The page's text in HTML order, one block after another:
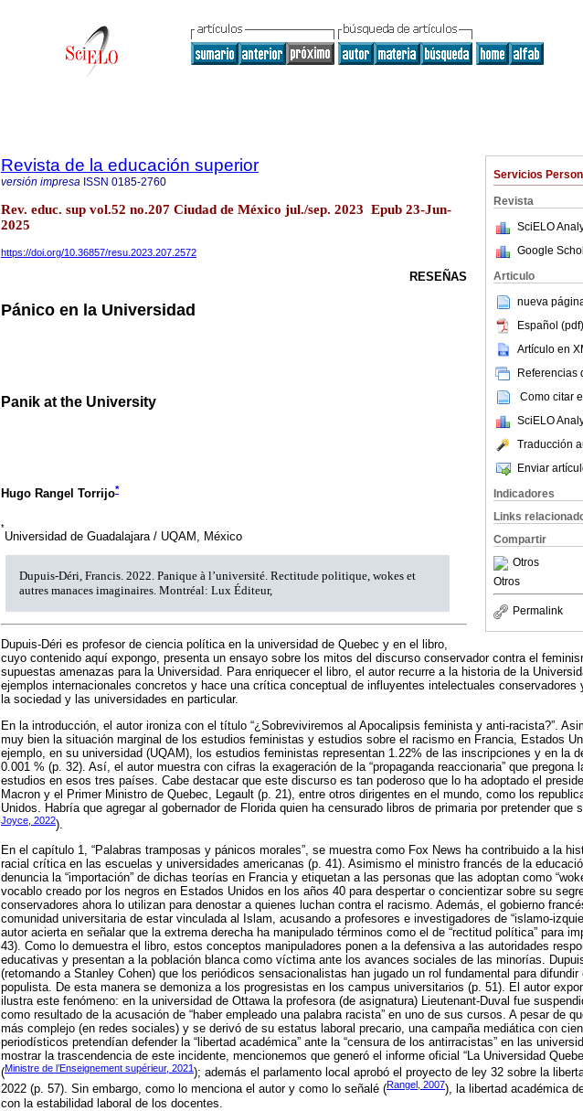
Servicios
Revista
SciELO
Google
Articulo
nueva
Español (pdf)
Artículo en
Referencias
Como citar
SciELO
Traducción
Enviar
Indicadores
Links
Compartir
Otros
Otros
Permalink
Revista de la educación superior
versión impresa ISSN 0185-2760
Rev. educ. sup vol.52 no.207 Ciudad de México jul./sep. 2023 Epub 23-Jun-
2025
https://doi.org/10.36857/resu.2023.207.2572
RESEÑAS
Pánico en la Universidad
Panik at the University
Hugo Rangel Torrijo*
*
Universidad de Guadalajara / UQAM, México
Dupuis-Déri, Francis. 2022. Panique à l’université. Rectitude politique, wokes et
autres manaces imaginaires. Montréal: Lux Éditeur,
Dupuis-Déri es profesor de ciencia política en la universidad de Quebec y en el libro,
cuyo contenido aquí expongo, presenta un ensayo sobre los mitos del discurso conservador contra el
supuestas amenazas para la Universidad. Para enriquecer el libro, el autor recurre a la historia de la
ejemplos internacionales concretos y hace una crítica conceptual de influyentes intelectuales conservadores
la sociedad y las universidades en particular.
En la introducción, el autor ironiza con el título “¿Sobreviviremos al Apocalipsis feminista y anti-racista?”.
muy bien la situación marginal de los estudios feministas y estudios sobre el racismo en Francia, Estados
ejemplo, en su universidad (UQAM), los estudios feministas representan 1.22% de las inscripciones y en la
0.001 % (p. 32). Así, el autor muestra con cifras la exageración de la “propaganda reaccionaria” que pregona
estudios en esos tres países. Cabe destacar que este discurso es tan poderoso que lo ha adoptado el
Macron y el Primer Ministro de Quebec, Legault (p. 21), entre otros dirigentes en el mundo, como los
Unidos. Habría que agregar al gobernador de Florida quien ha censurado libros de primaria por pretender que
Joyce, 2022).
En el capítulo 1, “Palabras tramposas y pánicos morales”, se muestra como Fox News ha contribuido a la
racial crítica en las escuelas y universidades americanas (p. 41). Asimismo el ministro francés de la
denuncia la “importación” de dichas teorías en Francia y etiquetan a las personas que las adoptan como
vocablo creado por los negros en Estados Unidos en los años 40 para despertar o concientizar sobre su
conservadores ahora lo utilizan para denostar a quienes luchan contra el racismo. Además, el gobierno
comunidad universitaria de estar vinculada al Islam, acusando a profesores e investigadores de “islamo-
autor acierta en señalar que la extrema derecha ha manipulado términos como el de “rectitud política” para
43). Como lo demuestra el libro, estos conceptos manipuladores ponen a la defensiva a las autoridades
educativas y presentan a la población blanca como víctima ante los avances sociales de las minorías.
(retomando a Stanley Cohen) que los periódicos sensacionalistas han jugado un rol fundamental para
populista. De esta manera se demoniza a los progresistas en los campus universitarios (p. 51). El autor
ilustra este fenómeno: en la universidad de Ottawa la profesora (de asignatura) Lieutenant-Duval fue
como resultado de la acusación de “haber empleado una palabra racista” en uno de sus cursos. A pesar de
más complejo (en redes sociales) y se derivó de su estatus laboral precario, una campaña mediática con
periodísticos pretendían defender la “libertad académica” ante la “censura de los antirracistas” en las
mostrar la trascendencia de este incidente, mencionemos que generó el informe oficial “La Universidad
(Ministre de l’Enseignement supérieur, 2021); además el parlamento local aprobó el proyecto de ley 32 sobre la
2022 (p. 57). Sin embargo, como lo menciona el autor y como lo señalé (Rangel, 2007), la libertad académica
con la estabilidad laboral de los docentes.